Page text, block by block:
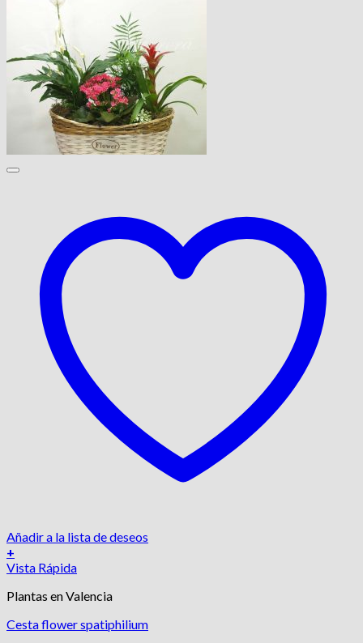
Añadir a la lista de deseos
+
Vista Rápida
Plantas en Valencia
Cesta flower spatiphilium